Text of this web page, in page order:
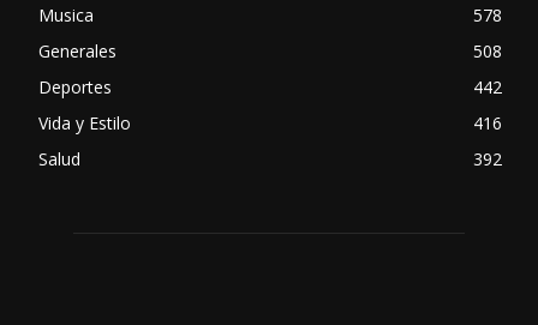
Musica
578
Generales
508
Deportes
442
Vida y Estilo
416
Salud
392